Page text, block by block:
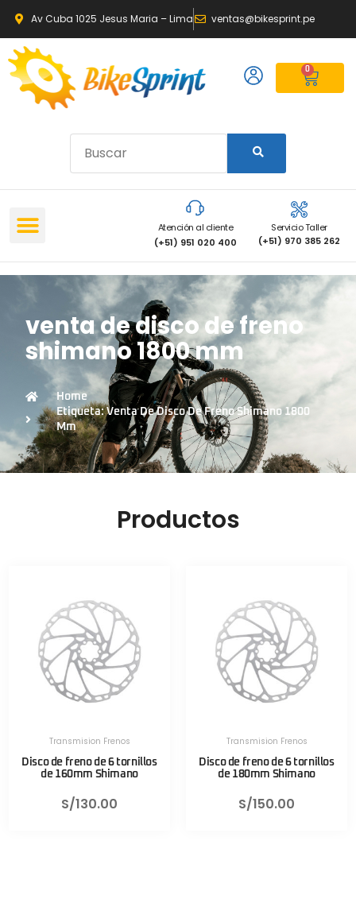
Av Cuba 1025 Jesus Maria – Lima ventas@bikesprint.pe
0
Atención al cliente
(+51) 951 020 400
Servicio Taller
(+51) 970 385 262
venta de disco de freno
shimano 1800 mm
Home
Etiqueta: Venta De Disco De Freno Shimano 1800
Mm
Productos
Transmision Frenos
Disco de freno de 6 tornillos
de 160mm Shimano
S/130.00
Transmision Frenos
Disco de freno de 6 tornillos
de 180mm Shimano
S/150.00